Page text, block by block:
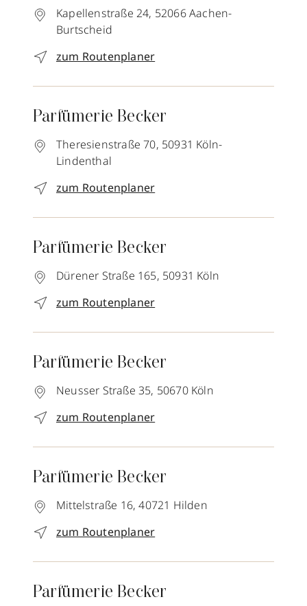
Kapellenstraße 24, 52066Aachen-
Burtscheid
zum Routenplaner
Parfümerie Becker
Theresienstraße 70, 50931 Köln-
Lindenthal
zum Routenplaner
Parfümerie Becker
Dürener Straße 165, 50931 Köln
zum Routenplaner
Parfümerie Becker
Neusser Straße 35, 50670 Köln
zum Routenplaner
Parfümerie Becker
Mittelstraße 16, 40721 Hilden
zum Routenplaner
Parfümerie Becker